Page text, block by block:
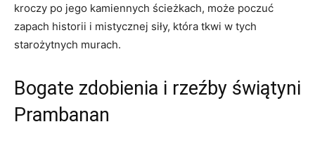
kroczy po jego kamiennych ścieżkach, może poczuć
zapach historii i mistycznej siły, która tkwi w tych
starożytnych murach.
Bogate zdobienia i rzeźby świątyni
Prambanan